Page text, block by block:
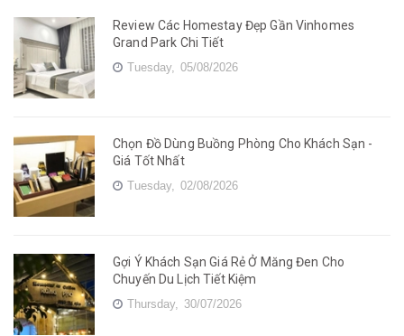
Review Các Homestay Đẹp Gần Vinhomes
Grand Park Chi Tiết
Tuesday, 05/08/2026
Chọn Đồ Dùng Buồng Phòng Cho Khách Sạn -
Giá Tốt Nhất
Tuesday, 02/08/2026
Gợi Ý Khách Sạn Giá Rẻ Ở Măng Đen Cho
Chuyến Du Lịch Tiết Kiệm
Thursday, 30/07/2026